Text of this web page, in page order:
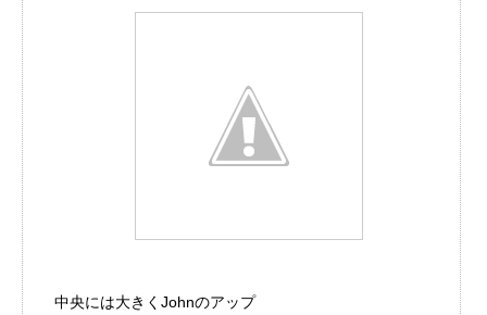
中央には大きくJohnのアップ